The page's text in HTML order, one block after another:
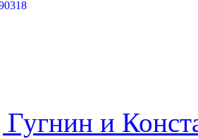
Гугнин и